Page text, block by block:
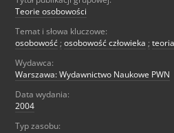
Teorie osobowości
Temat i słowa kluczowe:
osobowość ; osobowość człowieka ; teoria
Wydawca:
Warszawa: Wydawnictwo Naukowe PWN
Data wydania:
2004
Typ zasobu: